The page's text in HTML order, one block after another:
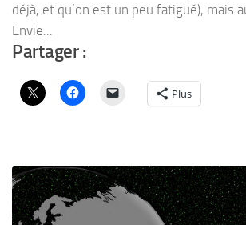
déjà, et qu’on est un peu fatigué), mais
Envie...
Partager :
Plus